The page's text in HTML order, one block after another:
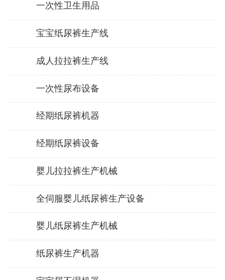
一次性卫生用品
宝宝纸尿裤生产线
成人拉拉裤生产线
一次性尿布设备
经期纸尿裤机器
经期纸尿裤设备
婴儿拉拉裤生产机械
全伺服婴儿纸尿裤生产设备
婴儿纸尿裤生产机械
纸尿裤生产机器